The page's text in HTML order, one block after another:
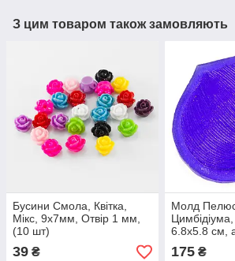
З цим товаром також замовляють
Бусини Смола, Квітка,
Мікс, 9x7мм, Отвір 1 мм,
(10 шт)
39 ₴
Молд
6.8х5.8 см,
шт)
175₴